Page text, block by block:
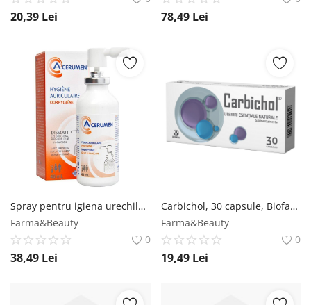
20,39 Lei 78,49 Lei
Spray pentru igiena urechilor, 40ml, A-Cerumen A-Cerumen
Farma&Beauty
0
38,49 Lei
Carbichol, 30 capsule, Biofarm Biofarm
Farma&Beauty
0
19,49 Lei